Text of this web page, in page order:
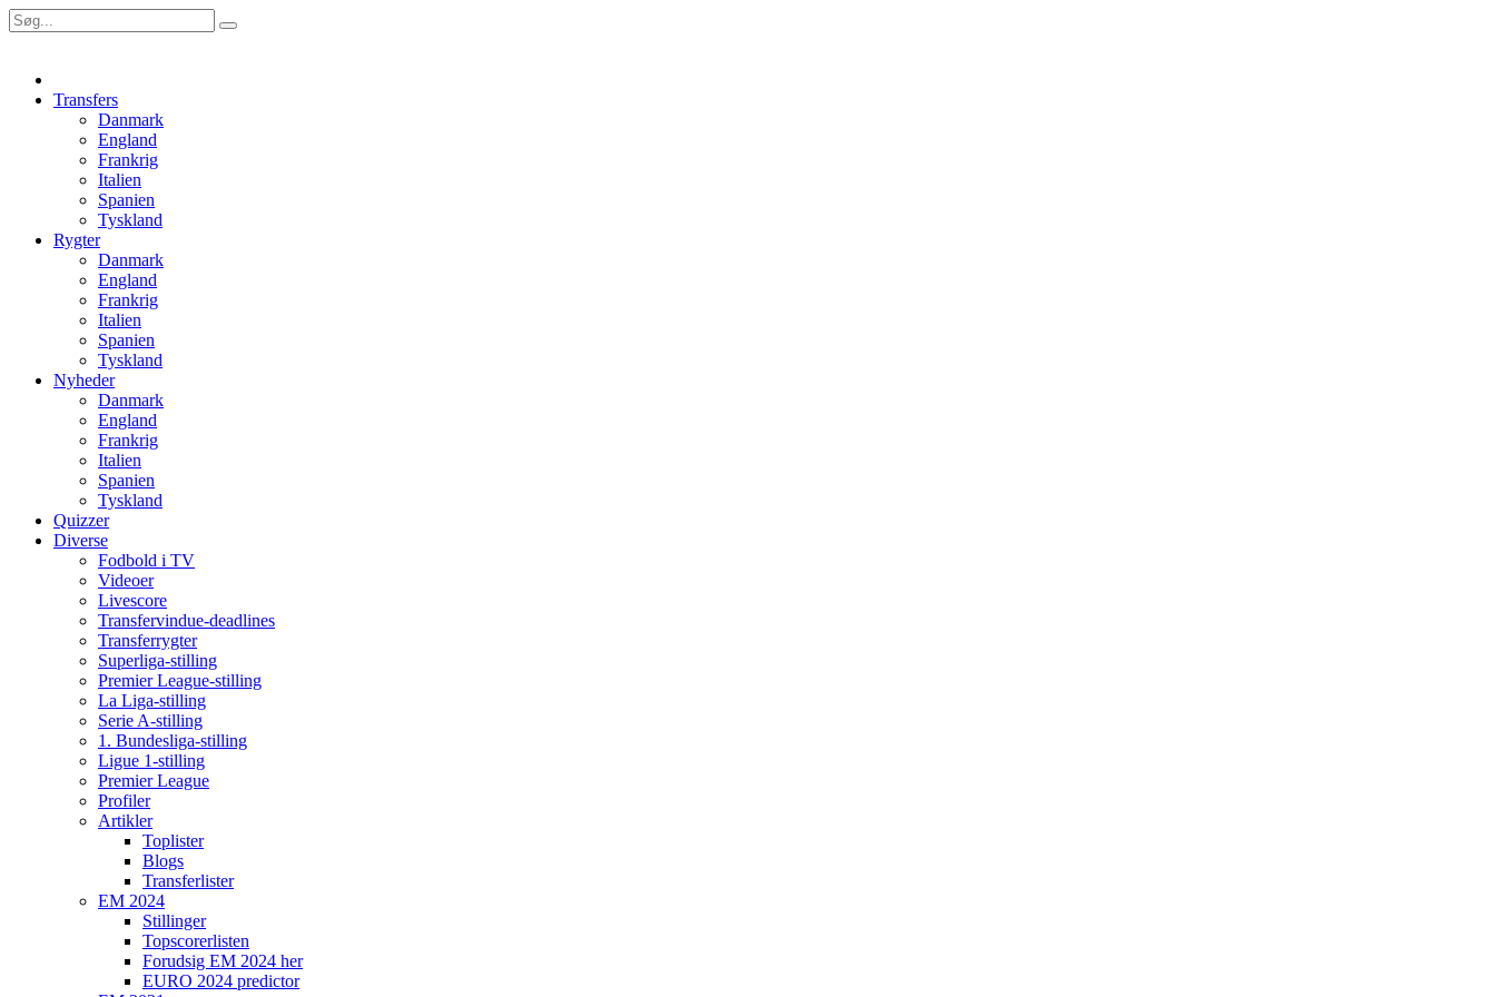
Transfers
Danmark
England
Frankrig
Italien
Spanien
Tyskland
Rygter
Danmark
England
Frankrig
Italien
Spanien
Tyskland
Nyheder
Danmark
England
Frankrig
Italien
Spanien
Tyskland
Quizzer
Diverse
Fodbold i TV
Videoer
Livescore
Transfervindue-deadlines
Transferrygter
Superliga-stilling
Premier League-stilling
La Liga-stilling
Serie A-stilling
1. Bundesliga-stilling
Ligue 1-stilling
Premier League
Profiler
Artikler
Toplister
Blogs
Transferlister
EM 2024
Stillinger
Topscorerlisten
Forudsig EM 2024 her
EURO 2024 predictor